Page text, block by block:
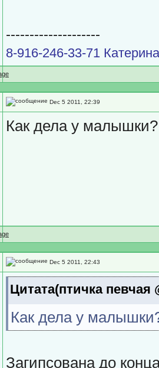
--------------------
8-916-246-33-71
Dec 5 2011, 22:39
Как дела у малышки?
Dec 5 2011, 22:43
Цитата(птичка певчая
Как дела у
Загипсована до